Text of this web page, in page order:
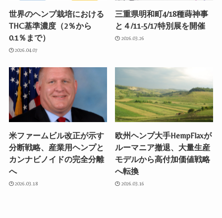
世界のヘンプ栽培における
THC基準濃度（2％から
0.1％まで）
2026.04.07
三重県明和町4/18種蒔神事
と４/11-5/17特別展を開催
2026.03.26
米ファームビル改正が示す
分断戦略、産業用ヘンプと
カンナビノイドの完全分離
へ
2026.03.18
欧州ヘンプ大手HempFlaxが
ルーマニア撤退、大量生産
モデルから高付加価値戦略
へ転換
2026.03.16